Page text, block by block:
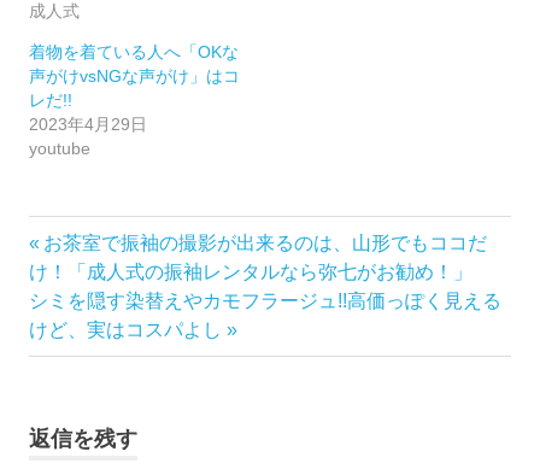
成人式
着物を着ている人へ「OKな
声がけvsNGな声がけ」はコ
レだ!!
2023年4月29日
youtube
き
も
の
ゆ
か
か
投
稿
ナ
ゲ
前
の
記
事:
お茶室で振袖の撮影が出来るのは、山形でもココだ
け！「成人式の振袖レンタルなら弥七がお勧め！」
次
の
記
シミを隠す染替えやカモフラージュ!!高価っぽく見える
けど、実はコスパよし
返信を残す